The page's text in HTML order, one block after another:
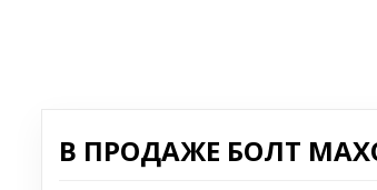
В ПРОДАЖЕ БОЛТ